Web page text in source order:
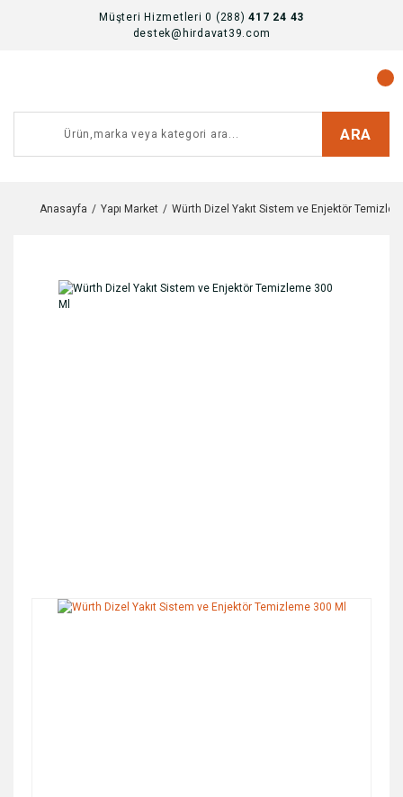
Müşteri Hizmetleri 0 (288)417 24 43
destek@hirdavat39.com
ARA
Anasayfa Yapı Market Würth Dizel Yakıt Sistem ve Enjektör